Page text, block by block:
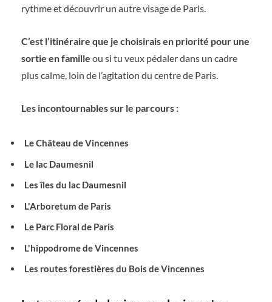
rythme et découvrir un autre visage de Paris.
C’est l’itinéraire que je choisirais en priorité pour une
sortie en famille ou si tu veux pédaler dans un cadre
plus calme, loin de l’agitation du centre de Paris.
Les incontournables sur le parcours :
Le Château de Vincennes
Le lac Daumesnil
Les îles du lac Daumesnil
L'Arboretum de Paris
Le Parc Floral de Paris
L'hippodrome de Vincennes
Les routes forestières du Bois de Vincennes